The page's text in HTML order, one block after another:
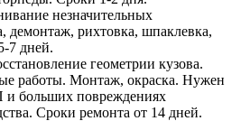
незначительных
демонтаж, рихтовка, шпаклевка,
7 дней.
геометрии кузова.
работы. Монтаж, окраска. Нужен
и больших повреждениях
Сроки ремонта от 14 дней.